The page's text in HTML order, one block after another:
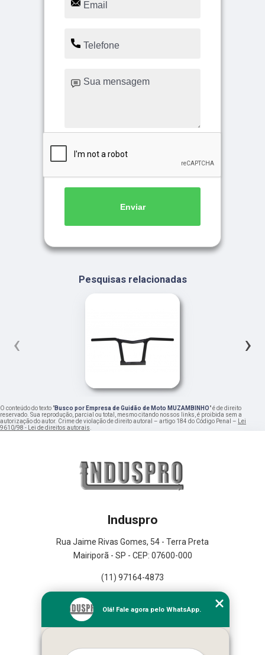
Enviar
Pesquisas relacionadas
‹ ›
O conteúdo do texto "Busco por Empresa de Guidão de Moto MUZAMBINHO" é de direito
reservado. Sua reprodução, parcial ou total, mesmo citando nossos links, é proibida sem a
autorização do autor. Crime de violação de direito autoral – artigo 184 do Código Penal – Lei
9610/98 - Lei de direitos autorais.
Induspro
Rua Jaime Rivas Gomes, 54 - Terra Preta
Mairiporã - SP - CEP: 07600-000
(11) 97164-4873
Empresa
Missão
Olá! Fale agora pelo WhatsApp.